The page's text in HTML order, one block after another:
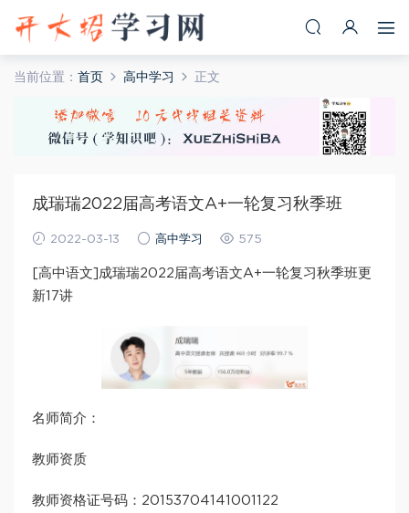
当前位置： 首页 高中学习 正文
成瑞瑞2022届高考语文A+一轮复习秋季班
2022-03-13 高中学习 575
[高中语文]成瑞瑞2022届高考语文A+一轮复习秋季班更
新17讲
名师简介：
教师资质
教师资格证号码：20153704141001122